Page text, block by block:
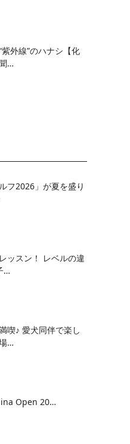
外線”のハナシ【化
…
フ2026」が夏を盛り
ッスン！ レベルの違
…
喫♪ 愛犬同伴で楽し
…
Open 20…